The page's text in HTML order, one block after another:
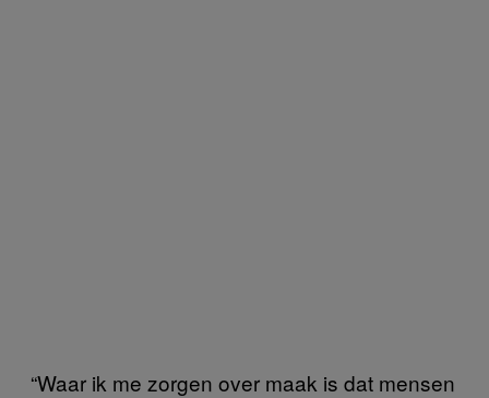
“Waar ik me zorgen over maak is dat mensen